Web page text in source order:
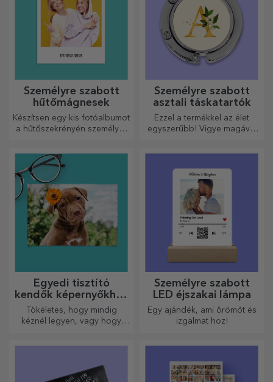
Személyre szabott
hűtőmágnesek
Készítsen egy kis fotóalbumot
a hűtőszekrényén személyre
Személyre szabott
asztali táskatartók
Ezzel a termékkel az élet
egyszerűbb! Vigye magával
Egyedi tisztító
kendők képernyőkhöz
és szemüvegekhez
Tökéletes, hogy mindig
kéznél legyen, vagy hogy
Személyre szabott
LED éjszakai lámpa
Egy ajándék, ami örömöt és
izgalmat hoz!